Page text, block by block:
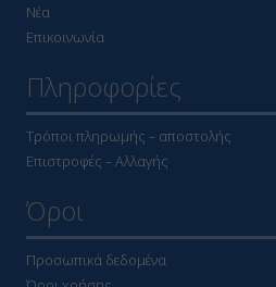
Νέα
Επικοινωνία
Πληροφορίες
Τρόποι πληρωμής – αποστολής
Επιστροφές – Αλλαγής
Όροι
Προσωπικά δεδομένα